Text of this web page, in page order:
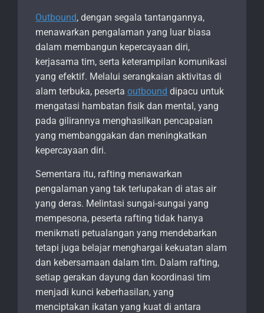
Outbound, dengan segala tantangannya,
menawarkan pengalaman yang luar biasa
dalam membangun kepercayaan diri,
kerjasama tim, serta keterampilan komunikasi
yang efektif. Melalui serangkaian aktivitas di
alam terbuka, peserta outbound dipacu untuk
mengatasi hambatan fisik dan mental, yang
pada gilirannya menghasilkan pencapaian
yang membanggakan dan meningkatkan
kepercayaan diri.
Sementara itu, rafting menawarkan
pengalaman yang tak terlupakan di atas air
yang deras. Melintasi sungai-sungai yang
mempesona, peserta rafting tidak hanya
menikmati petualangan yang mendebarkan
tetapi juga belajar menghargai kekuatan alam
dan kebersamaan dalam tim. Dalam rafting,
setiap gerakan dayung dan koordinasi tim
menjadi kunci keberhasilan, yang
menciptakan ikatan yang kuat di antara